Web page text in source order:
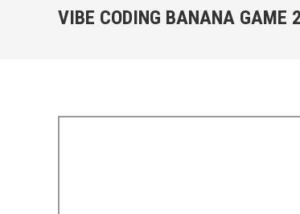
VIBE CODING BANANA GAME